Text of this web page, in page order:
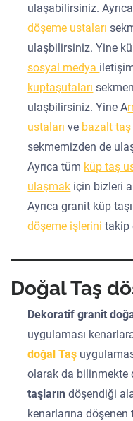
ulaşabilirsiniz.
döşeme ustaları
ulaşbilirsiniz. Yine
sosyal medya
kuptaşutaları
ulaşbilirsiniz. Yine A
ustaları ve bazalt taş
sekmemizden de
Ayrıca tüm küp taş
ulaşmak için bizleri
Ayrıca granit küp
döşeme işlerini takip
Doğal Taş
Dekoratif granit
uygulaması
doğal Taş
olarak da bilinmekte
taşların döşendiği
kenarlarına döşenen